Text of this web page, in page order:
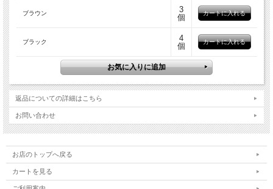
カラーバリエーションは３色
ブラウン
3
個
ブラック
4
個
返品についての詳細はこちら
お問い合わせ
お店のトップへ戻る
カートを見る